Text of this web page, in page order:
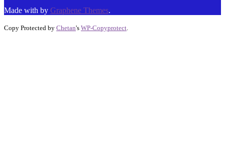
Made with by Graphene Themes.
Copy Protected by Chetan's WP-Copyprotect.